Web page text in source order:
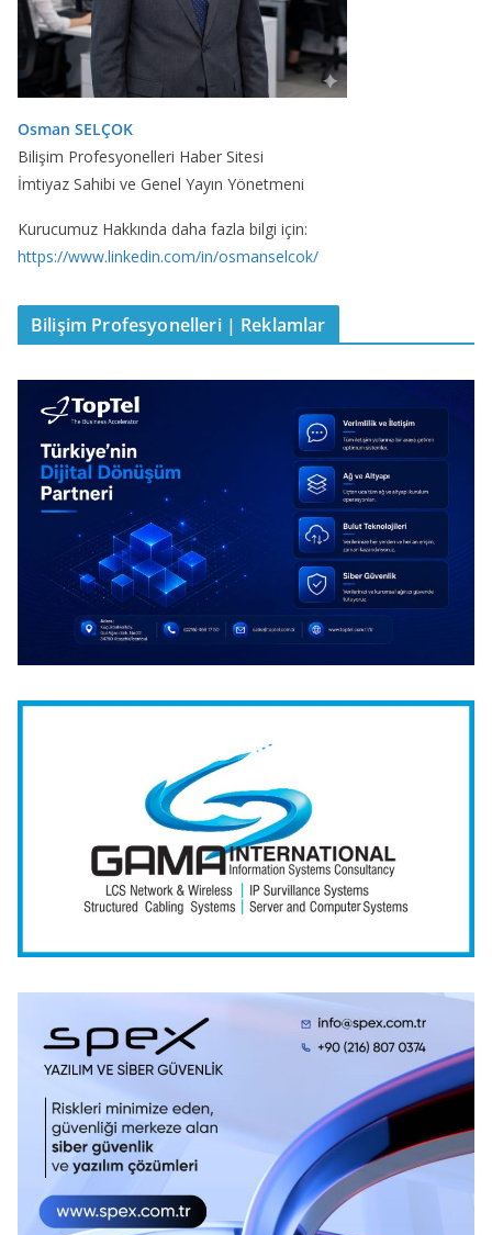
Osman SELÇOK
Bilişim Profesyonelleri Haber Sitesi
İmtiyaz Sahibi ve Genel Yayın Yönetmeni
Kurucumuz Hakkında daha fazla bilgi için:
https://www.linkedin.com/in/osmanselcok/
Bilişim Profesyonelleri | Reklamlar